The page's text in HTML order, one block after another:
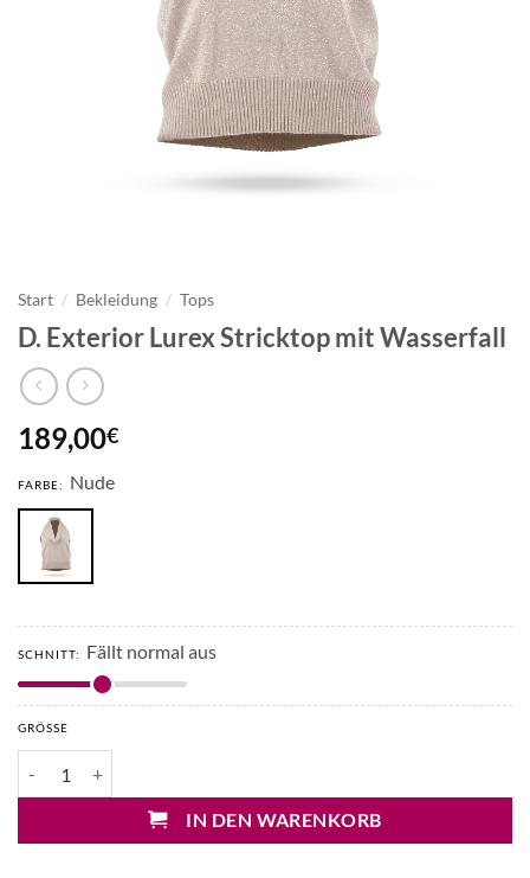
Start / Bekleidung / Tops
D. Exterior Lurex Stricktop mit Wasserfall
189,00€
FARBE: Nude
SCHNITT: Fällt normal aus
GRÖSSE
IN DEN WARENKORB